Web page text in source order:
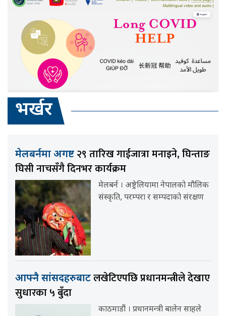
भर्खर
मेलबर्नमा अगष्ट २९ तारिख गाईजात्रा मनाइने, घिन्ताङ
घिसी नाचसँगै दिनभर कार्यक्रम
मेलबर्न । अष्ट्रेलियामा नेपालको मौलिक
संस्कृति, परम्परा र सम्पदाको संरक्षण
आफ्नै सांसदहरुबाटलखेटिएपछि प्रधानमन्त्रीले देखाए
सुधारका ५ बुँदा
काठमाडौं । प्रधानमन्त्री बालेन साहले